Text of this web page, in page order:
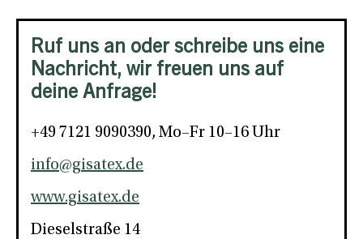
Ruf uns an oder schreibe uns eine
Nachricht, wir freuen uns auf
deine Anfrage!
+49 7121 9090390, Mo–Fr 10–16 Uhr
info@gisatex.de
www.gisatex.de
Dieselstraße 14